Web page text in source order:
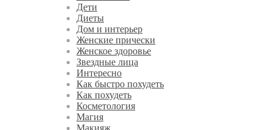
Дети
Диеты
Дом и интерьер
Женские прически
Женское здоровье
Звездные лица
Интересно
Как быстро похудеть
Как похудеть
Косметология
Магия
Макияж